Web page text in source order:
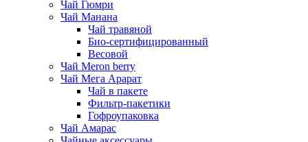
Чай Гюмри
Чай Манана
Чай травяной
Био-сертифицированный
Весовой
Чай Meron berry
Чай Мега Арарат
Чай в пакете
Фильтр-пакетики
Гофроупаковка
Чай Амарас